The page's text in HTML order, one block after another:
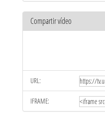
Compartir vídeo
URL:
IFRAME: